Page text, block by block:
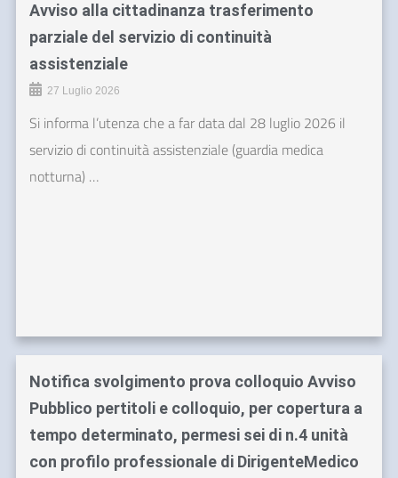
Avviso alla cittadinanza trasferimento
parziale del servizio di continuità
assistenziale
27 Luglio 2026
Si informa l’utenza che a far data dal 28 luglio 2026 il
servizio di continuità assistenziale (guardia medica
notturna) …
Notifica svolgimento prova colloquio Avviso
Pubblico pertitoli e colloquio, per copertura a
tempo determinato, permesi sei di n.4 unità
con profilo professionale di DirigenteMedico